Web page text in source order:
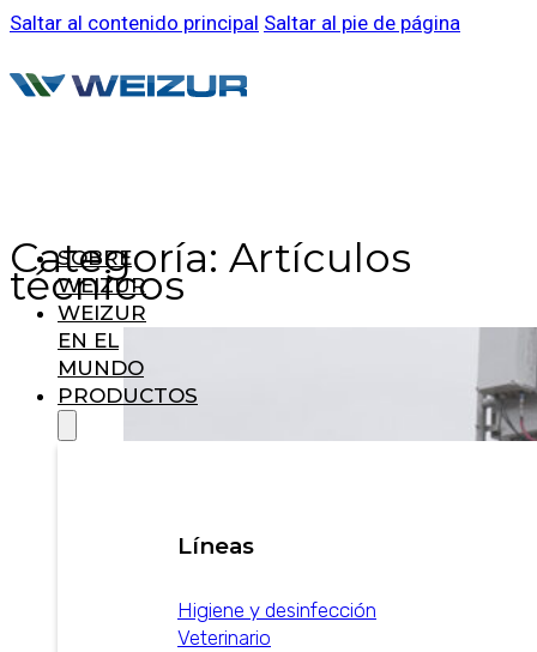
Saltar al contenido principal Saltar al pie de página
SOBRE
WEIZUR
WEIZUR
EN EL
MUNDO
PRODUCTOS
Líneas
Higiene y desinfección
Veterinario
Categoría: Artículos
técnicos